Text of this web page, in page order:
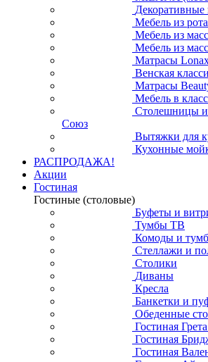
Декоративные
Мебель из
Мебель из
Мебель из
Матрасы
Венская
Матрасы
Мебель в
Столешницы
Союз
Вытяжки для
Кухонные
РАСПРОДАЖА!
Акции
Гостиная
Гостиные (столовые)
Буфеты и
Тумбы ТВ
Комоды и
Стеллажи и
Столики
Диваны
Кресла
Банкетки и
Обеденные
Гостиная
Гостиная
Гостиная